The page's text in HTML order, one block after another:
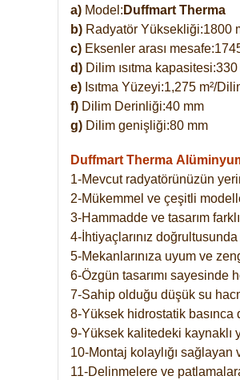
a) Model: Duffmart Therma
b) Radyatör Yüksekliği:1800
c) Eksenler arası
d) Dilim ısıtma kapasitesi:330
e) Isıtma Yüzeyi:1,275 m²/
f) Dilim Derinliği:40 mm
g) Dilim genişliği:80 mm
Duffmart Therma
1-Mevcut radyatörünüzün
2-Mükemmel ve çeşitli
3-Hammadde ve tasarım
4-İhtiyaçlarınız
5-Mekanlarınıza uyum ve
6-Özgün tasarımı sayesinde
7-Sahip olduğu düşük su
8-Yüksek hidrostatik basınca
9-Yüksek kalitedeki kaynaklı
10-Montaj kolaylığı sağlayan
11-Delinmelere ve